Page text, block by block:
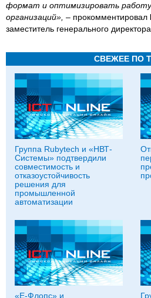
формат и оптимизировать работу
организаций», – прокомментировал
заместитель генерального
СВЕЖЕЕ ПО
Группа Rubytech и «НВТ-
Системы» подтвердили
совместимость и
отказоустойчивость
решения для
промышленной
автоматизации
«Е-Флопс» и